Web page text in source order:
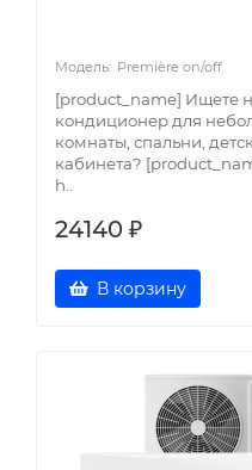
Première on/off
[product_name] Ищете
кондиционер для
комнаты, спальни,
кабинета?
h..
24140 ₽
В корзину